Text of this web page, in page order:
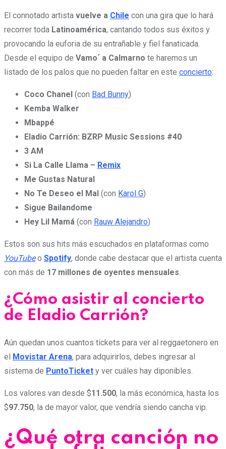
El connotado artista vuelve a Chile con una gira que lo hará
recorrer toda Latinoamérica, cantando todos sus éxitos y
provocando la euforia de su entrañable y fiel fanaticada.
Desde el equipo de Vamo´ a Calmarno te haremos un
listado de los palos que no pueden faltar en este concierto:
Coco Chanel (con Bad Bunny)
Kemba Walker
Mbappé
Eladio Carrión: BZRP Music Sessions #40
3 AM
Si La Calle Llama – Remix
Me Gustas Natural
No Te Deseo el Mal (con Karol G)
Sigue Bailandome
Hey Lil Mamá (con Rauw Alejandro)
Estos son sus hits más escuchados en plataformas como
YouTube o Spotify, donde cabe destacar que el artista cuenta
con más de 17 millones de oyentes mensuales.
¿Cómo asistir al concierto
de Eladio Carrión?
Aún quedan unos cuantos tickets para ver al reggaetonero en
el Movistar Arena, para adquirirlos, debes ingresar al
sistema de PuntoTicket y ver cuáles hay diponibles.
Los valores van desde $11.500, la más económica, hasta los
$97.750, la de mayor valor, que vendría siendo cancha vip.
¿Qué otra canción no